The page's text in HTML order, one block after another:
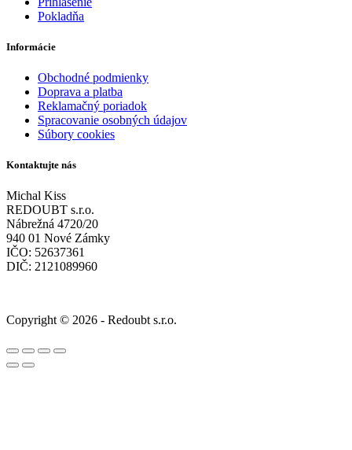
Pokladňa
Informácie
Obchodné podmienky
Doprava a platba
Reklamačný poriadok
Spracovanie osobných údajov
Súbory cookies
Kontaktujte nás
Michal Kiss
REDOUBT s.r.o.
Nábrežná 4720/20
940 01 Nové Zámky
IČO: 52637361
DIČ: 2121089960
Copyright © 2026 - Redoubt s.r.o.